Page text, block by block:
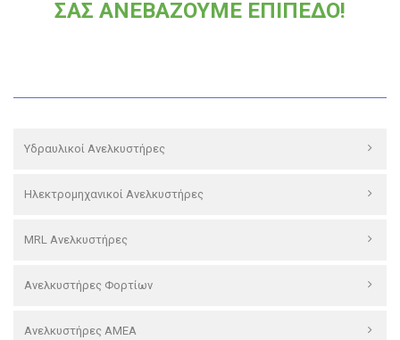
ΣΑΣ ΑΝΕΒΑΖΟΥΜΕ ΕΠΙΠΕΔΟ!
Υδραυλικοί Ανελκυστήρες
Ηλεκτρομηχανικοί Ανελκυστήρες
MRL Ανελκυστήρες
Ανελκυστήρες Φορτίων
Ανελκυστήρες ΑΜΕΑ